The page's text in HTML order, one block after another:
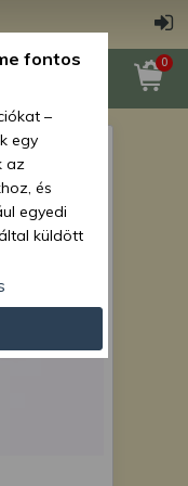
0
fontos
–
egy
az
és
egyedi
küldött
és
és
adatok